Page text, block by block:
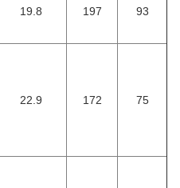
19.8 197 93
22.9 172 75